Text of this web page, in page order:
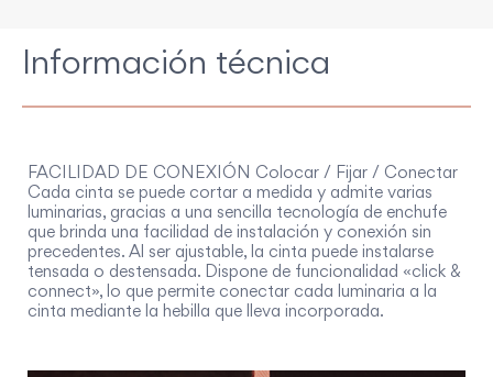
Información técnica
FACILIDAD DE CONEXIÓN Colocar / Fijar / Conectar
Cada cinta se puede cortar a medida y admite varias
luminarias, gracias a una sencilla tecnología de enchufe
que brinda una facilidad de instalación y conexión sin
precedentes. Al ser ajustable, la cinta puede instalarse
tensada o destensada. Dispone de funcionalidad «click &
connect», lo que permite conectar cada luminaria a la
cinta mediante la hebilla que lleva incorporada.